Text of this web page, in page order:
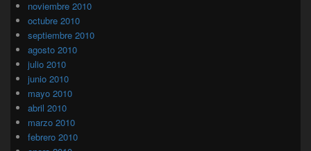
noviembre 2010
octubre 2010
septiembre 2010
agosto 2010
julio 2010
junio 2010
mayo 2010
abril 2010
marzo 2010
febrero 2010